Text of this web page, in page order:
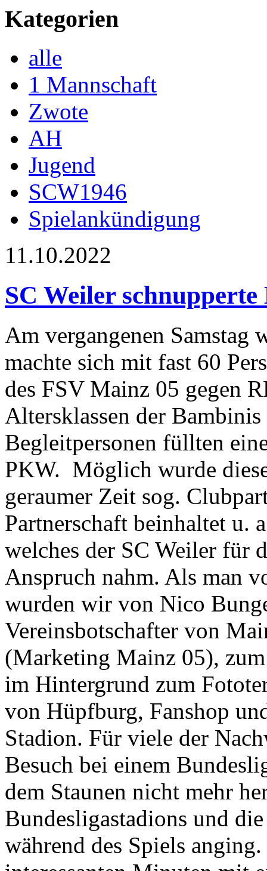
Kategorien
alle
1 Mannschaft
Zwote
AH
Jugend
SCW1946
Spielankündigung
11.10.2022
SC Weiler
Am vergangenen Samstag
machte sich mit fast 60
des FSV Mainz 05 gegen
Altersklassen der
Begleitpersonen füllten
PKW. Möglich wurde
geraumer Zeit sog.
Partnerschaft beinhaltet u.
welches der SC Weiler für
Anspruch nahm. Als man
wurden wir von Nico
Vereinsbotschafter von
(Marketing Mainz 05),
im Hintergrund zum
von Hüpfburg, Fanshop
Stadion. Für viele der
Besuch bei einem
dem Staunen nicht mehr
Bundesligastadions und
während des Spiels